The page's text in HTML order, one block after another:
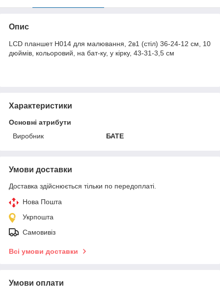
Опис
LCD планшет H014 для малювання, 2в1 (стіл) 36-24-12 см, 10
дюймів, кольоровий, на бат-ку, у кірку, 43-31-3,5 см
Характеристики
Основні атрибути
Виробник
БАТЕ
Умови доставки
Доставка здійснюється тільки по передоплаті.
Нова Пошта
Укрпошта
Самовивіз
Всі умови доставки
Умови оплати